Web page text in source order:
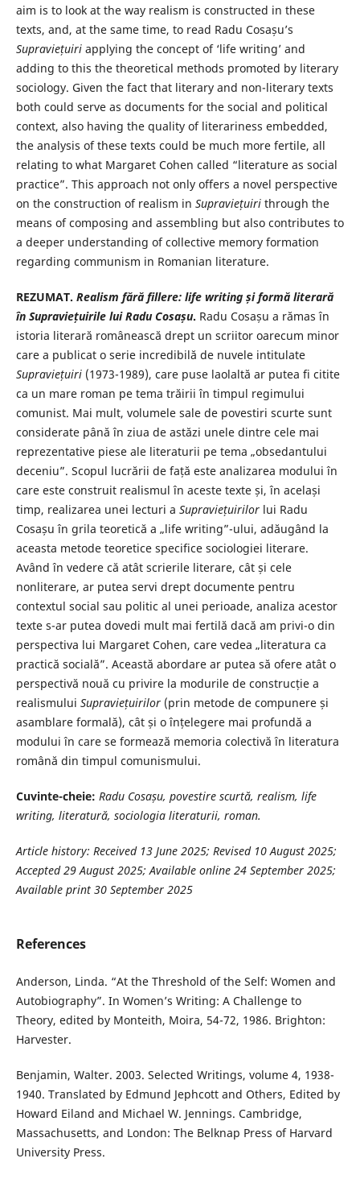
aim is to look at the way realism is constructed in these
texts, and, at the same time, to read Radu Cosașu’s
Supraviețuiri applying the concept of ‘life writing’ and
adding to this the theoretical methods promoted by literary
sociology. Given the fact that literary and non-literary texts
both could serve as documents for the social and political
context, also having the quality of literariness embedded,
the analysis of these texts could be much more fertile, all
relating to what Margaret Cohen called “literature as social
practice”. This approach not only offers a novel perspective
on the construction of realism in Supraviețuiri through the
means of composing and assembling but also contributes to
a deeper understanding of collective memory formation
regarding communism in Romanian literature.
REZUMAT. Realism fără fillere: life writing și formă literară
în Supraviețuirilelui Radu Cosașu. Radu Cosașu a rămas în
istoria literară românească drept un scriitor oarecum minor
care a publicat o serie incredibilă de nuvele intitulate
Supraviețuiri(1973-1989), care puse laolaltă ar putea fi citite
ca un mare roman pe tema trăirii în timpul regimului
comunist. Mai mult, volumele sale de povestiri scurte sunt
considerate până în ziua de astăzi unele dintre cele mai
reprezentative piese ale literaturii pe tema „obsedantului
deceniu”. Scopul lucrării de față este analizarea modului în
care este construit realismul în aceste texte și, în același
timp, realizarea unei lecturi a Supraviețuirilorlui Radu
Cosașu în grila teoretică a „life writing”-ului, adăugând la
aceasta metode teoretice specifice sociologiei literare.
Având în vedere că atât scrierile literare, cât și cele
nonliterare, ar putea servi drept documente pentru
contextul social sau politic al unei perioade, analiza acestor
texte s-ar putea dovedi mult mai fertilă dacă am privi-o din
perspectiva lui Margaret Cohen, care vedea „literatura ca
practică socială”. Această abordare ar putea să ofere atât o
perspectivă nouă cu privire la modurile de construcție a
realismului Supraviețuirilor(prin metode de compunere și
asamblare formală), cât și o înțelegere mai profundă a
modului în care se formează memoria colectivă în literatura
română din timpul comunismului.
Cuvinte-cheie: Radu Cosașu, povestire scurtă, realism, life
writing, literatură, sociologia literaturii, roman.
Article history: Received 13 June 2025; Revised 10 August 2025;
Accepted 29 August 2025; Available online 24 September 2025;
Available print 30 September 2025
References
Anderson, Linda. “At the Threshold of the Self: Women and
Autobiography”. In Women’s Writing: A Challenge to
Theory, edited by Monteith, Moira, 54-72, 1986. Brighton:
Harvester.
Benjamin, Walter. 2003. Selected Writings, volume 4, 1938-
1940. Translated by Edmund Jephcott and Others, Edited by
Howard Eiland and Michael W. Jennings. Cambridge,
Massachusetts, and London: The Belknap Press of Harvard
University Press.